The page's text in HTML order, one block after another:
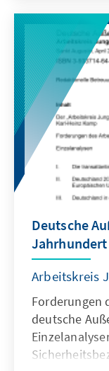
Deutsche
Jahrhundert
Arbeitskreis
Forderungen
deutsche